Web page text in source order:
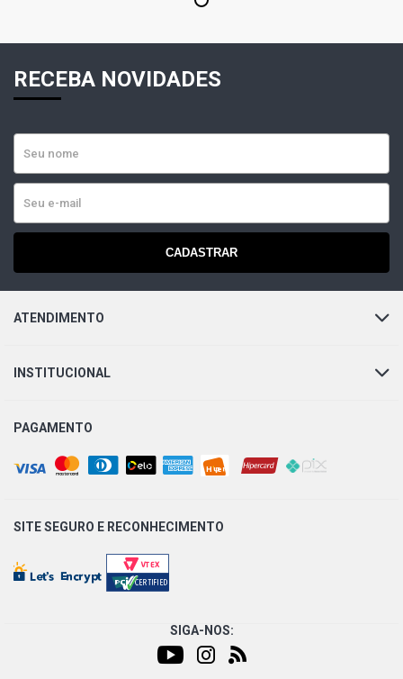
RECEBA NOVIDADES
CADASTRAR
ATENDIMENTO
INSTITUCIONAL
PAGAMENTO
SITE SEGURO E RECONHECIMENTO
SIGA-NOS: